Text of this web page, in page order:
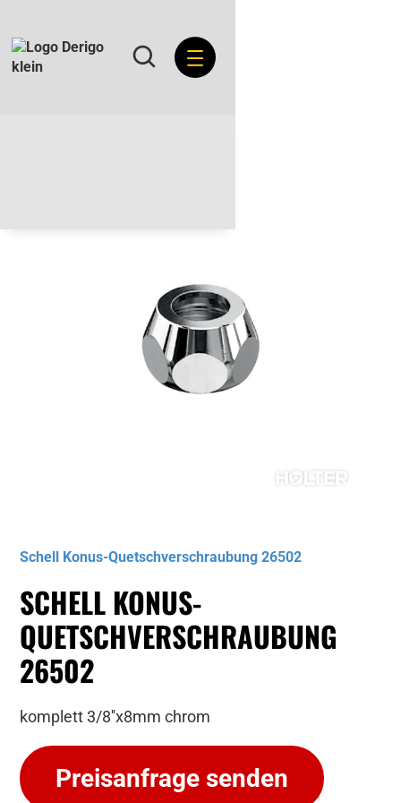
Schell Konus-Quetschverschraubung 26502
SCHELL KONUS-
QUETSCHVERSCHRAUBUNG
26502
komplett 3/8''x8mm chrom
Preisanfrage senden